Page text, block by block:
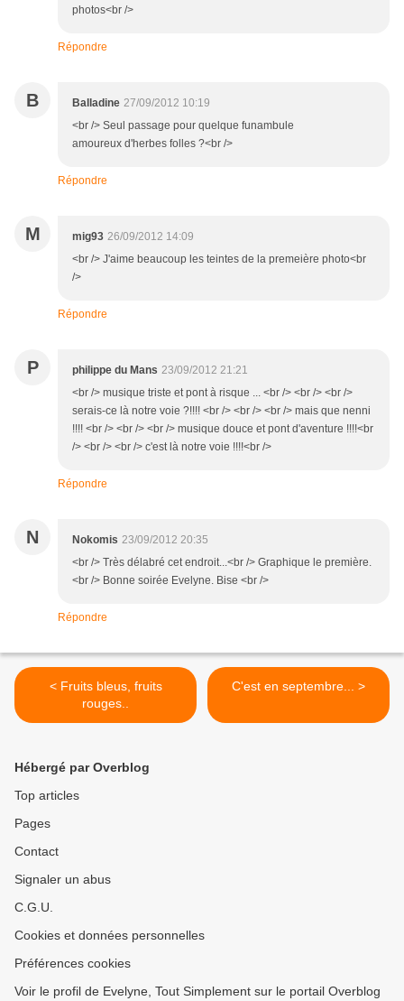
photos<br />
Répondre
B Balladine 27/09/2012 10:19
<br /> Seul passage pour quelque funambule
amoureux d'herbes folles ?<br />
Répondre
M mig93 26/09/2012 14:09
<br /> J'aime beaucoup les teintes de la premeière photo<br
/>
Répondre
P philippe du Mans 23/09/2012 21:21
<br /> musique triste et pont à risque ... <br /> <br /> <br />
serais-ce là notre voie ?!!!! <br /> <br /> <br /> mais que nenni
!!!! <br /> <br /> <br /> musique douce et pont d'aventure !!!!<br
/> <br /> <br /> c'est là notre voie !!!!<br />
Répondre
N Nokomis 23/09/2012 20:35
<br /> Très délabré cet endroit...<br /> Graphique le première.
<br /> Bonne soirée Evelyne. Bise <br />
Répondre
< Fruits bleus, fruits
rouges..
C'est en septembre... >
Hébergé par Overblog
Top articles
Pages
Contact
Signaler un abus
C.G.U.
Cookies et données personnelles
Préférences cookies
Voir le profil de Evelyne, Tout Simplement sur le portail Overblog